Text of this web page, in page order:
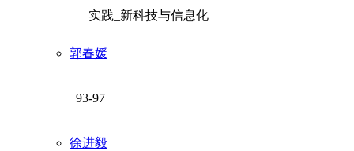
实践_新科技与信息化
郭春媛
93-97
徐进毅